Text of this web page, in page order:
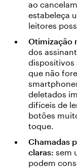
ao
estabeleça
leitores
Otimização
dos
dispositivos
que não
deletados
difíceis de
botões
toque.
Chamadas
claras: sem
podem